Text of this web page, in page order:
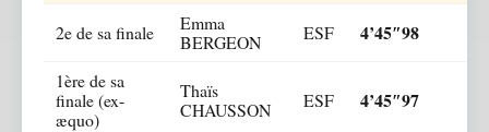
2e de sa finale
Emma
BERGEON
ESF 4’45″98
1ère de sa
finale (ex-
æquo)
Thaïs
CHAUSSON
ESF 4’45″97